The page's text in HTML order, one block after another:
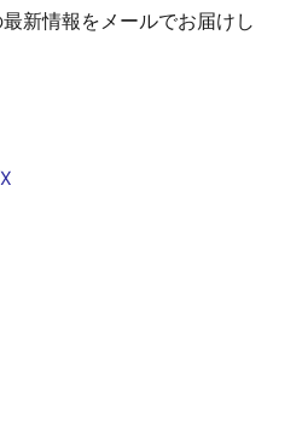
新情報をメールでお届けし